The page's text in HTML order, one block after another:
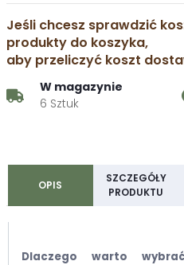
Jeśli chcesz sprawdzić
produkty do koszyka,
aby przeliczyć koszt
W magazynie
6 Sztuk
OPIS
SZCZEGÓŁY
PRODUKTU
Dlaczego warto